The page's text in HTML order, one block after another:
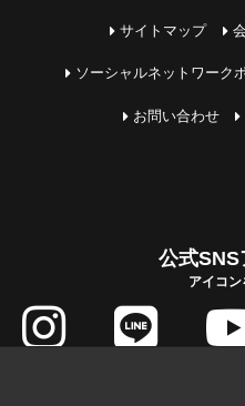
サイトマップ
ソーシャルネットワーク
お問い合わせ
公式SNS
アイコ